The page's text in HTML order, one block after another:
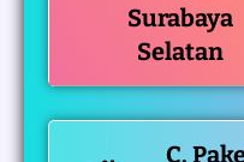
Surabaya
Selatan
C.